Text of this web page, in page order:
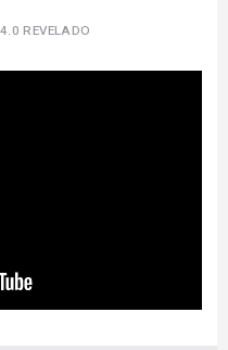
REVELADO